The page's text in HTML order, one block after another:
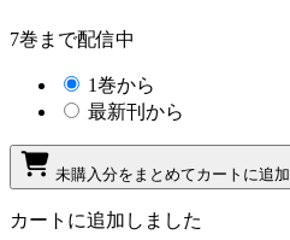
7巻まで配信中
1巻から
最新刊から
未購入分をまとめてカートに追加
カートに追加しました